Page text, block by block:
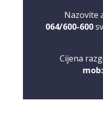
Nazovite
064/600-600
Cijena